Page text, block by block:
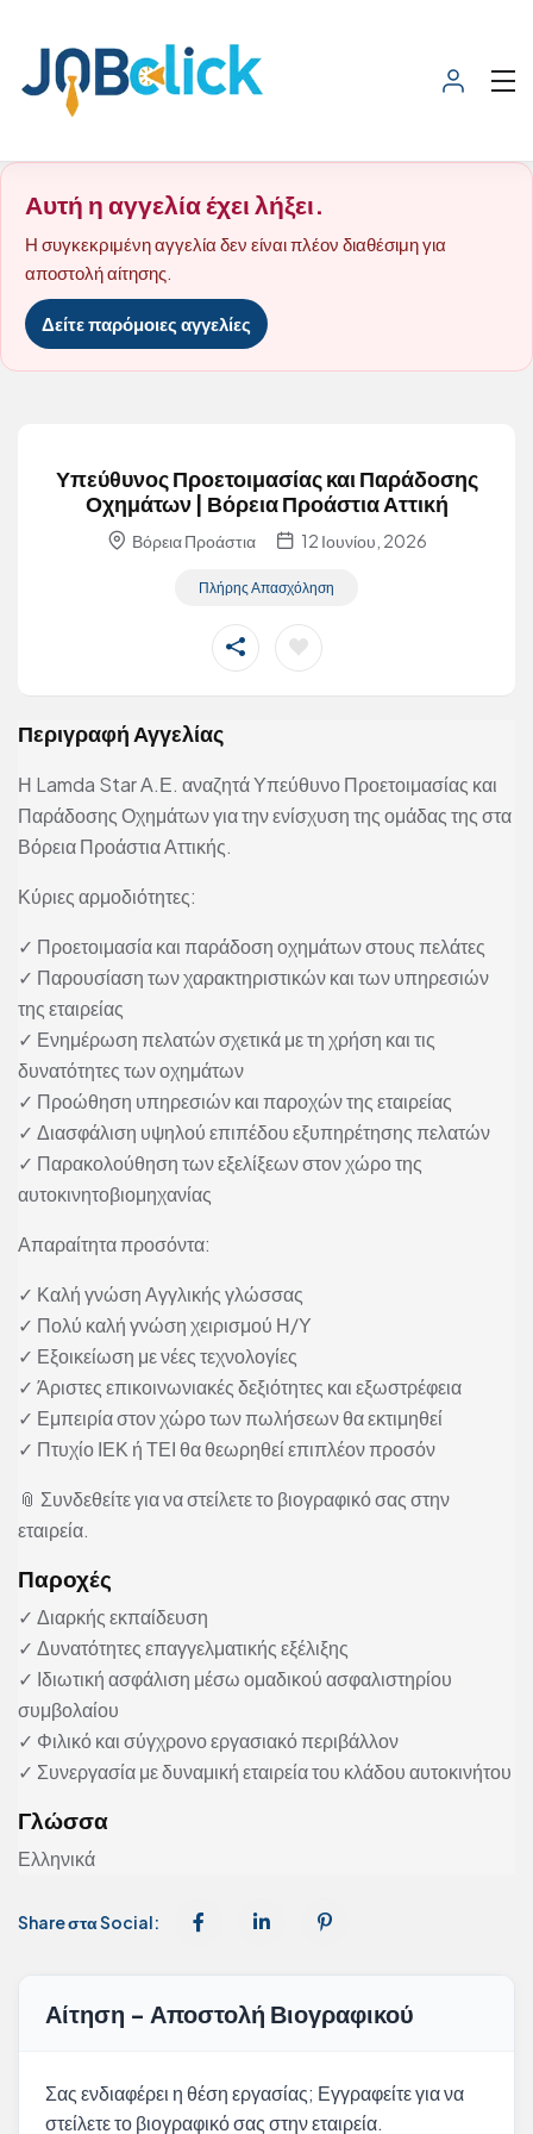
Αυτή η αγγελία έχει λήξει.
Η συγκεκριμένη αγγελία δεν είναι πλέον διαθέσιμη για
αποστολή αίτησης.
Δείτε παρόμοιες αγγελίες
Υπεύθυνος Προετοιμασίας και Παράδοσης
Οχημάτων | Βόρεια Προάστια Αττική
Βόρεια Προάστια 12 Ιουνίου, 2026
Πλήρης Απασχόληση
Περιγραφή Αγγελίας
Η Lamda Star Α.Ε. αναζητά Υπεύθυνο Προετοιμασίας και
Παράδοσης Οχημάτων για την ενίσχυση της ομάδας της στα
Βόρεια Προάστια Αττικής.
Κύριες αρμοδιότητες:
✓ Προετοιμασία και παράδοση οχημάτων στους πελάτες
✓ Παρουσίαση των χαρακτηριστικών και των υπηρεσιών
της εταιρείας
✓ Ενημέρωση πελατών σχετικά με τη χρήση και τις
δυνατότητες των οχημάτων
✓ Προώθηση υπηρεσιών και παροχών της εταιρείας
✓ Διασφάλιση υψηλού επιπέδου εξυπηρέτησης πελατών
✓ Παρακολούθηση των εξελίξεων στον χώρο της
αυτοκινητοβιομηχανίας
Απαραίτητα προσόντα:
✓ Καλή γνώση Αγγλικής γλώσσας
✓ Πολύ καλή γνώση χειρισμού Η/Υ
✓ Εξοικείωση με νέες τεχνολογίες
✓ Άριστες επικοινωνιακές δεξιότητες και εξωστρέφεια
✓ Εμπειρία στον χώρο των πωλήσεων θα εκτιμηθεί
✓ Πτυχίο ΙΕΚ ή ΤΕΙ θα θεωρηθεί επιπλέον προσόν
📎 Συνδεθείτε για να στείλετε το βιογραφικό σας στην
εταιρεία.
Παροχές
✓ Διαρκής εκπαίδευση
✓ Δυνατότητες επαγγελματικής εξέλιξης
✓ Ιδιωτική ασφάλιση μέσω ομαδικού ασφαλιστηρίου
συμβολαίου
✓ Φιλικό και σύγχρονο εργασιακό περιβάλλον
✓ Συνεργασία με δυναμική εταιρεία του κλάδου αυτοκινήτου
Γλώσσα
Ελληνικά
Share στα Social:
Αίτηση - Αποστολή Βιογραφικού
Σας ενδιαφέρει η θέση εργασίας; Εγγραφείτε για να
στείλετε το βιογραφικό σας στην εταιρεία.